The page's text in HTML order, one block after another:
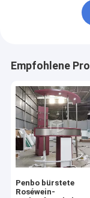
Empfohlene
Penbo bürstete
Roséwein-